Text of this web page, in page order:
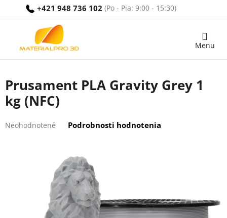
+421 948 736 102
Nákupný
Prusament PLA Gravity Grey 1
kg (NFC)
hodnotenie
Neohodnotené Podrobnosti hodnotenia